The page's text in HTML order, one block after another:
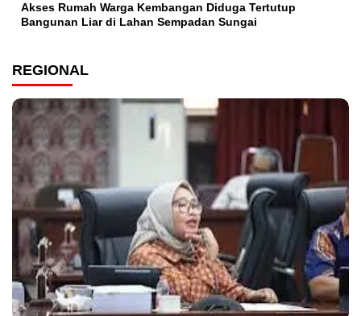
Akses Rumah Warga Kembangan Diduga Tertutup
Bangunan Liar di Lahan Sempadan Sungai
REGIONAL